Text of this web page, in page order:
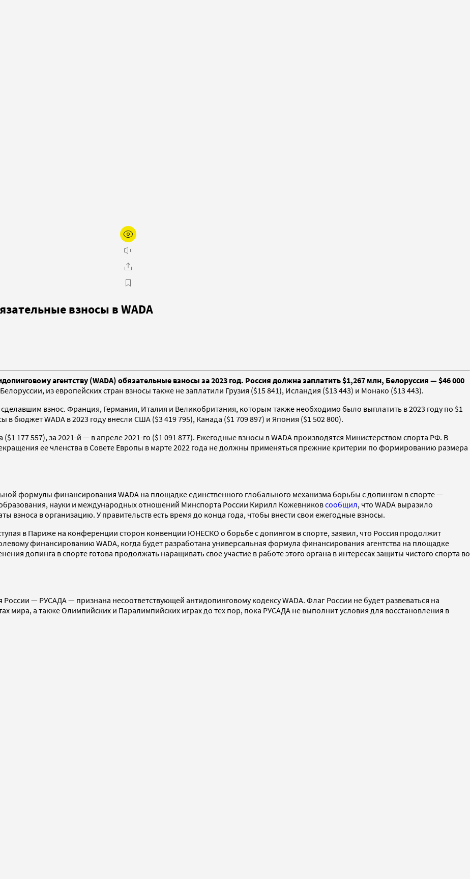
взносы в WADA
агентству (WADA) обязательные взносы за 2023 год. Россия должна заплатить $1,267 млн, Белоруссия — $46 000
из европейских стран взносы также не заплатили Грузия ($15 841), Исландия ($13 443) и Монако ($13 443).
взнос. Франция, Германия, Италия и Великобритания, которым также необходимо было выплатить в 2023 году по $1
бюджет WADA в 2023 году внесли США ($3 419 795), Канада ($1 709 897) и Япония ($1 502 800).
177 557), за 2021-й — в апреле 2021-го ($1 091 877). Ежегодные взносы в WADA производятся Министерством спорта РФ. В
ее членства в Совете Европы в марте 2022 года не должны применяться прежние критерии по формированию размера
формулы финансирования WADA на площадке единственного глобального механизма борьбы с допингом в спорте —
науки и международных отношений Минспорта России Кирилл Кожевниковсообщил, что WADA выразило
взноса в организацию. У правительств есть время до конца года, чтобы внести свои ежегодные взносы.
в Париже на конференции сторон конвенции ЮНЕСКО о борьбе с допингом в спорте, заявил, что Россия продолжит
финансированию WADA, когда будет разработана универсальная формула финансирования агентства на площадке
допинга в спорте готова продолжать наращивать свое участие в работе этого органа в интересах защиты чистого спорта во
— РУСАДА — признана несоответствующей антидопинговому кодексу WADA. Флаг России не будет развеваться на
мира, а также Олимпийских и Паралимпийских играх до тех пор, пока РУСАДА не выполнит условия для восстановления в